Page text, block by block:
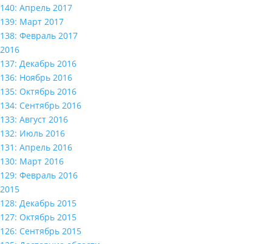
140: Апрель 2017
139: Март 2017
138: Февраль 2017
2016
137: Декабрь 2016
136: Ноябрь 2016
135: Октябрь 2016
134: Сентябрь 2016
133: Август 2016
132: Июль 2016
131: Апрель 2016
130: Март 2016
129: Февраль 2016
2015
128: Декабрь 2015
127: Октябрь 2015
126: Сентябрь 2015